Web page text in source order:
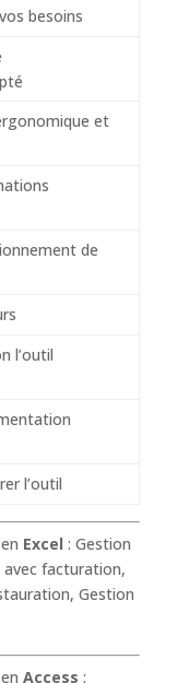
besoins
et
de
l’outil
l’outil
Excel : Gestion
facturation,
Gestion
Access :